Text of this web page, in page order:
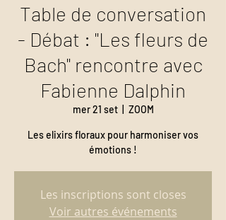
Table de conversation
- Débat : "Les fleurs de
Bach" rencontre avec
Fabienne Dalphin
mer 21 set
  |
ZOOM
Les elixirs floraux pour harmoniser vos
émotions !
Les inscriptions sont closes
Voir autres événements